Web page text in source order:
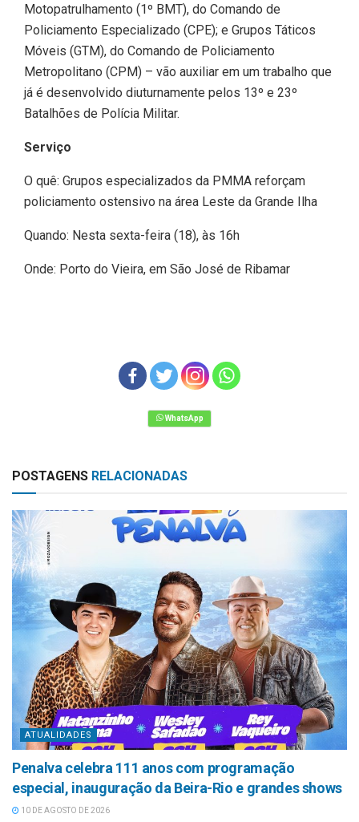
Motopatrulhamento (1º BMT), do Comando de
Policiamento Especializado (CPE); e Grupos Táticos
Móveis (GTM), do Comando de Policiamento
Metropolitano (CPM) – vão auxiliar em um trabalho que
já é desenvolvido diuturnamente pelos 13º e 23º
Batalhões de Polícia Militar.
Serviço
O quê: Grupos especializados da PMMA reforçam
policiamento ostensivo na área Leste da Grande Ilha
Quando: Nesta sexta-feira (18), às 16h
Onde: Porto do Vieira, em São José de Ribamar
POSTAGENS RELACIONADAS
ATUALIDADES
Penalva celebra 111 anos com programação
especial, inauguração da Beira-Rio e grandes shows
10 DE AGOSTO DE 2026